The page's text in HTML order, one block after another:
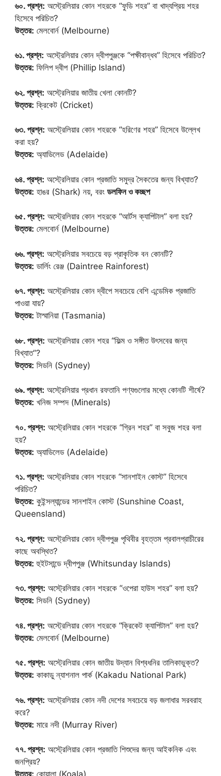
৬০. প্রশ্ন: অস্ট্রেলিয়ার কোন শহরকে “ফুডি শহর” বা খাদ্যপ্রিয় শহর
হিসেবে পরিচিত?
উত্তর: মেলবোর্ন (Melbourne)
৬১. প্রশ্ন: অস্ট্রেলিয়ার কোন দ্বীপপুঞ্জকে “পক্ষীবান্ধব” হিসেবে পরিচিত?
উত্তর: ফিলিপ দ্বীপ (Phillip Island)
৬২. প্রশ্ন: অস্ট্রেলিয়ার জাতীয় খেলা কোনটি?
উত্তর: ক্রিকেট (Cricket)
৬৩. প্রশ্ন: অস্ট্রেলিয়ার কোন শহরকে “হরিণের শহর” হিসেবে উল্লেখ
করা হয়?
উত্তর: অ্যাডিলেড (Adelaide)
৬৪. প্রশ্ন: অস্ট্রেলিয়ার কোন প্রজাতি সমুদ্র সৈকতের জন্য বিখ্যাত?
উত্তর: হাঙর (Shark) নয়, বরং ডলফিন ও কচ্ছপ
৬৫. প্রশ্ন: অস্ট্রেলিয়ার কোন শহরকে “আর্টস ক্যাপিটাল” বলা হয়?
উত্তর: মেলবোর্ন (Melbourne)
৬৬. প্রশ্ন: অস্ট্রেলিয়ার সবচেয়ে বড় প্রাকৃতিক বন কোনটি?
উত্তর: ডার্লিং রেঞ্জ (Daintree Rainforest)
৬৭. প্রশ্ন: অস্ট্রেলিয়ার কোন দ্বীপে সবচেয়ে বেশি এন্ডেমিক প্রজাতি
পাওয়া যায়?
উত্তর: টাস্মানিয়া (Tasmania)
৬৮. প্রশ্ন: অস্ট্রেলিয়ার কোন শহর “ফিল্ম ও সঙ্গীত উৎসবের জন্য
বিখ্যাত”?
উত্তর: সিডনি (Sydney)
৬৯. প্রশ্ন: অস্ট্রেলিয়ার প্রধান রফতানি পণ্যগুলোর মধ্যে কোনটি শীর্ষে?
উত্তর: খনিজ সম্পদ (Minerals)
৭০. প্রশ্ন: অস্ট্রেলিয়ার কোন শহরকে “গ্রিন শহর” বা সবুজ শহর বলা
হয়?
উত্তর: অ্যাডিলেড (Adelaide)
৭১. প্রশ্ন: অস্ট্রেলিয়ার কোন শহরকে “সানশাইন কোস্ট” হিসেবে
পরিচিত?
উত্তর: কুইন্সল্যান্ডের সানশাইন কোস্ট (Sunshine Coast,
Queensland)
৭২. প্রশ্ন: অস্ট্রেলিয়ার কোন দ্বীপপুঞ্জ পৃথিবীর বৃহত্তম প্রবালপ্রাচীরের
কাছে অবস্থিত?
উত্তর: হুইটসান্ডে দ্বীপপুঞ্জ (Whitsunday Islands)
৭৩. প্রশ্ন: অস্ট্রেলিয়ার কোন শহরকে “ওপেরা হাউস শহর” বলা হয়?
উত্তর: সিডনি (Sydney)
৭৪. প্রশ্ন: অস্ট্রেলিয়ার কোন শহরকে “ক্রিকেট ক্যাপিটাল” বলা হয়?
উত্তর: মেলবোর্ন (Melbourne)
৭৫. প্রশ্ন: অস্ট্রেলিয়ার কোন জাতীয় উদ্যান বিশ্বধনির তালিকাভুক্ত?
উত্তর: কাকাডু ন্যাশনাল পার্ক (Kakadu National Park)
৭৬. প্রশ্ন: অস্ট্রেলিয়ার কোন নদী দেশের সবচেয়ে বড় জলাধার সরবরাহ
করে?
উত্তর: মারে নদী (Murray River)
৭৭. প্রশ্ন: অস্ট্রেলিয়ার কোন প্রজাতি শিশুদের জন্য আইকনিক এবং
জনপ্রিয়?
উত্তর: কোয়ালা (Koala)